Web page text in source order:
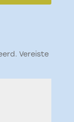
Vereiste